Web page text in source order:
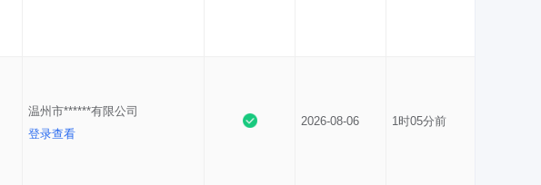
温州市******有限公司
登录查看
2026-08-06 1时05分前